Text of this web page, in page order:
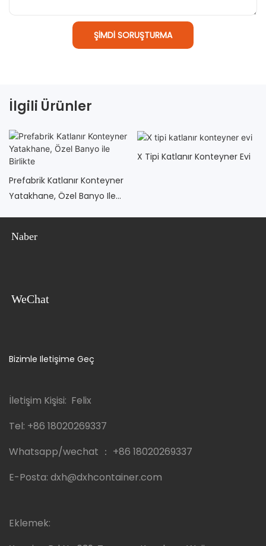
ŞIMDI SORUŞTURMA
İlgili Ürünler
Prefabrik Katlanır Konteyner
Yatakhane, Özel Banyo Ile
X Tipi Katlanır Konteyner Evi
Naber
WeChat
Bizimle Iletişime Geç
İletişim Kişisi: Felix
Tel: +86 18020269337
Whatsapp/wechat ： +86 18020269337
E-Posta: dxh@dxhcontainer.com
Eklemek: